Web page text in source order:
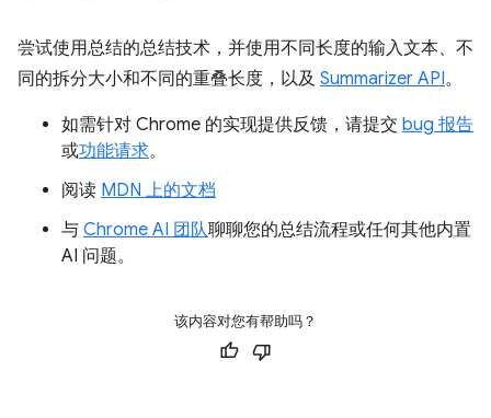
尝试使用总结的总结技术，并使用不同长度的输入文本、不
同的拆分大小和不同的重叠长度，以及 Summarizer API。
如需针对 Chrome 的实现提供反馈，请提交 bug 报告
或功能请求。
阅读 MDN 上的文档
与 Chrome AI 团队聊聊您的总结流程或任何其他内置
AI 问题。
该内容对您有帮助吗？